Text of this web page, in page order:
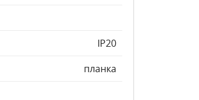
IP20
планка